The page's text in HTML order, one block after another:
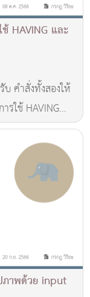
HAVING และ
คำสั่งทั้งสองให้
ใช้ HAVING
ตรงๆ
ภาพด้วย input